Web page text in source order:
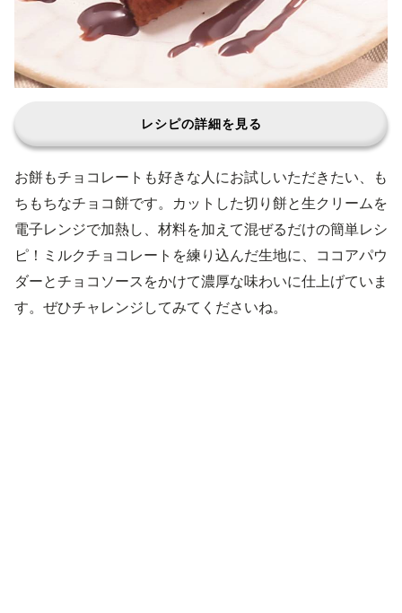
レシピの詳細を見る
お餅もチョコレートも好きな人にお試しいただきたい、も
ちもちなチョコ餅です。カットした切り餅と生クリームを
電子レンジで加熱し、材料を加えて混ぜるだけの簡単レシ
ピ！ミルクチョコレートを練り込んだ生地に、ココアパウ
ダーとチョコソースをかけて濃厚な味わいに仕上げていま
す。ぜひチャレンジしてみてくださいね。